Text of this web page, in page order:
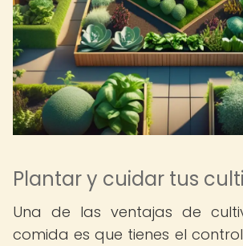
Plantar y cuidar tus
Una de las ventajas de
comida es que tienes el